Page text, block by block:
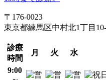
〒176-0023
東京都練馬区中村北1丁目
診療
時間
月 火 水
9:00